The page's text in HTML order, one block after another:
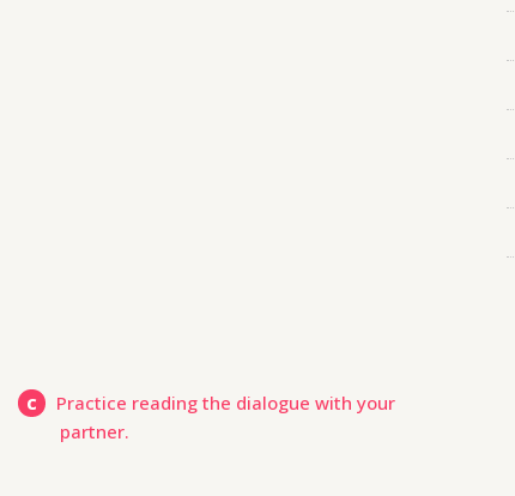
c
Practice reading the dialogue with your
partner.